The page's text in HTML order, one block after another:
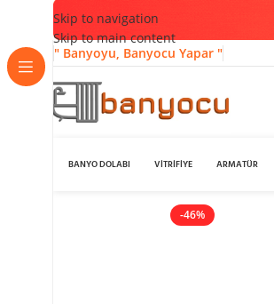
Skip to navigation
Skip to main content
" Banyoyu, Banyocu Yapar "
BANYO DOLABI VİTRİFİYE ARMATÜR
-46%